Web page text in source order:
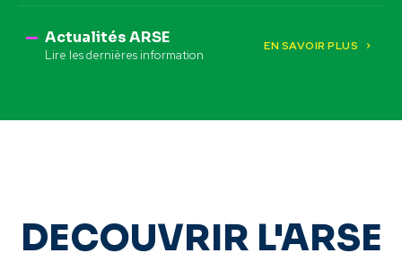
Actualités ARSE
Lire les dernières information
EN SAVOIR PLUS
DECOUVRIR L'ARSE